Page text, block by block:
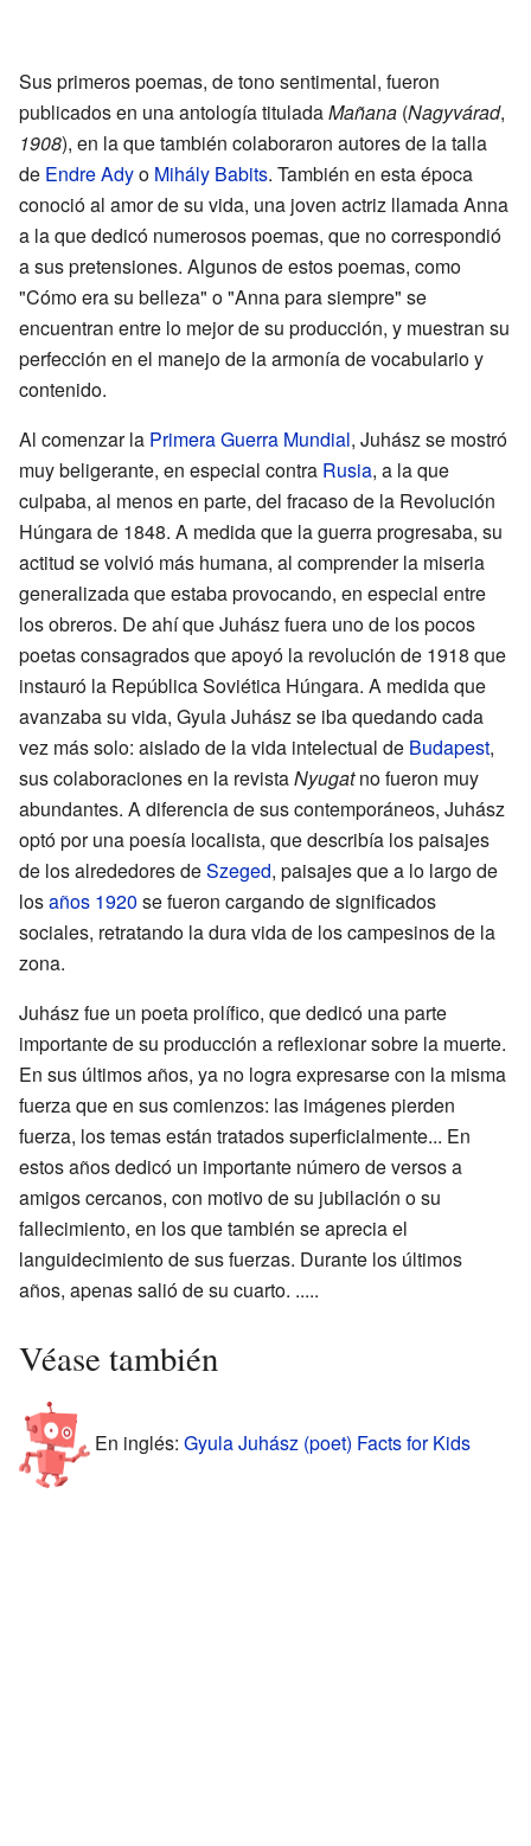
Sus primeros poemas, de tono sentimental, fueron
publicados en una antología tituladaMañana (Nagyvárad,
1908), en la que también colaboraron autores de la talla
de Endre Adyo Mihály Babits. También en esta época
conoció al amor de su vida, una joven actriz llamada Anna
a la que dedicó numerosos poemas, que no correspondió
a sus pretensiones. Algunos de estos poemas, como
"Cómo era su belleza" o "Anna para siempre" se
encuentran entre lo mejor de su producción, y muestran su
perfección en el manejo de la armonía de vocabulario y
contenido.
Al comenzar la Primera Guerra Mundial, Juhász se mostró
muy beligerante, en especial contra Rusia, a la que
culpaba, al menos en parte, del fracaso de la Revolución
Húngara de 1848. A medida que la guerra progresaba, su
actitud se volvió más humana, al comprender la miseria
generalizada que estaba provocando, en especial entre
los obreros. De ahí que Juhász fuera uno de los pocos
poetas consagrados que apoyó la revolución de 1918 que
instauró la República Soviética Húngara. A medida que
avanzaba su vida, Gyula Juhász se iba quedando cada
vez más solo: aislado de la vida intelectual de Budapest,
sus colaboraciones en la revistaNyugatno fueron muy
abundantes. A diferencia de sus contemporáneos, Juhász
optó por una poesía localista, que describía los paisajes
de los alrededores deSzeged, paisajes que a lo largo de
losaños 1920 se fueron cargando de significados
sociales, retratando la dura vida de los campesinos de la
zona.
Juhász fue un poeta prolífico, que dedicó una parte
importante de su producción a reflexionar sobre la muerte.
En sus últimos años, ya no logra expresarse con la misma
fuerza que en sus comienzos: las imágenes pierden
fuerza, los temas están tratados superficialmente... En
estos años dedicó un importante número de versos a
amigos cercanos, con motivo de su jubilación o su
fallecimiento, en los que también se aprecia el
languidecimiento de sus fuerzas. Durante los últimos
años, apenas salió de su cuarto. .....
Véase también
En inglés: Gyula Juhász (poet) Facts for Kids